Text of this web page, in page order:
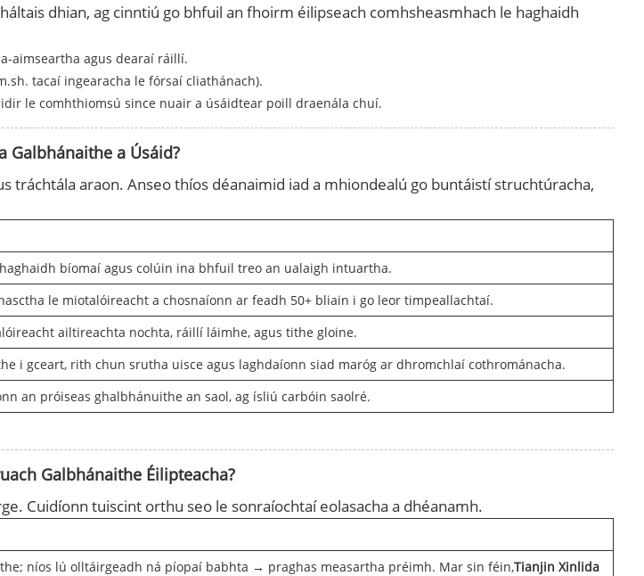
dhian, ag cinntiú go bhfuil an fhoirm éilipseach comhsheasmhach le haghaidh
aimseartha agus dearaí ráillí.
tacaí ingearacha le fórsaí cliathánach).
le comhthiomsú since nuair a úsáidtear poill draenála chuí.
Galbhánaithe a Úsáid?
tráchtála araon. Anseo thíos déanaimid iad a mhiondealú go buntáistí struchtúracha,
bíomaí agus colúin ina bhfuil treo an ualaigh intuartha.
le miotalóireacht a chosnaíonn ar feadh 50+ bliain i go leor timpeallachtaí.
ailtireachta nochta, ráillí láimhe, agus tithe gloine.
i gceart, rith chun srutha uisce agus laghdaíonn siad maróg ar dhromchlaí cothrománacha.
an próiseas ghalbhánuithe an saol, ag ísliú carbóin saolré.
Galbhánaithe Éilipteacha?
Cuidíonn tuiscint orthu seo le sonraíochtaí eolasacha a dhéanamh.
níos lú olltáirgeadh ná píopaí babhta → praghas measartha préimh. Mar sin féin,Tianjin Xinlida